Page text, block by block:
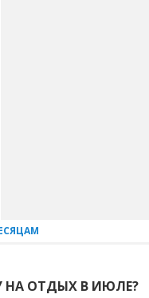
НА ОТДЫХ В ИЮЛЕ?